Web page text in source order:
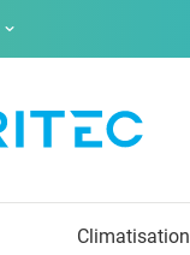
Climatisation